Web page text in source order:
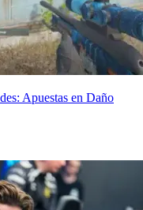
Apuestas en Daño